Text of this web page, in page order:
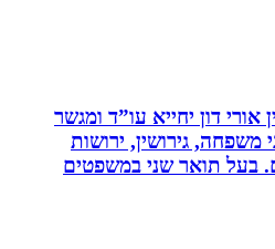
דון יחייא עו”ד ומגשר
גירושין, ירושות
שנים. בעל תואר שני במשפטים